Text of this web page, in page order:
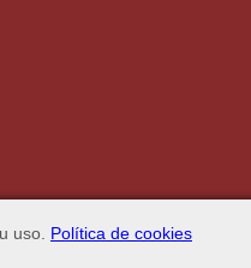
uso. Política de cookies